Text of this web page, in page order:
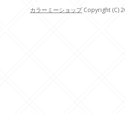
カラーミーショップCopyright (C)